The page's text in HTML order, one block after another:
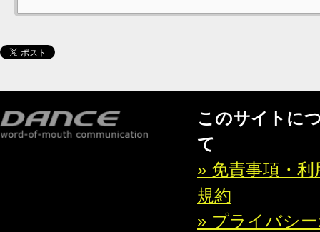
このサイトに
て
» 免責事項・利
規約
» プライバシ